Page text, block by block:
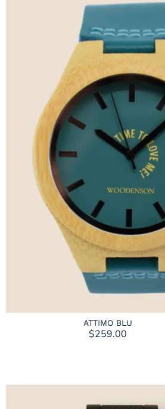
ATTIMO BLU
$259.00